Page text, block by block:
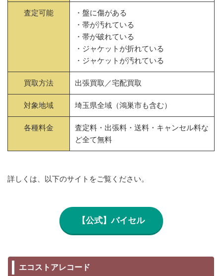
査定可能
・盤に傷がある
・帯が汚れている
・帯が破れている
・ジャケットが折れている
・ジャケットが汚れている
買取方法 出張買取／宅配買取
対象地域 埼玉県全域（鴻巣市も含む）
各種料金
査定料・出張料・送料・キャンセル料な
ど全て無料
詳しくは、以下のサイトをご覧ください。
【公式】バイセル
エコストアレコード